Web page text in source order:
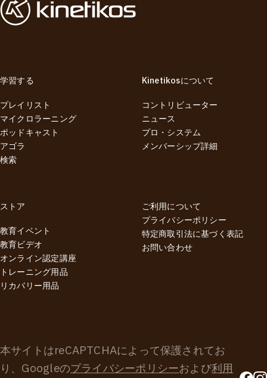
お届けします： 🦶 6月の「アスレチックアーチ：足底腱膜がい
かにスピード、安定性、パワーを生み出すのか」では、ランや
チへの過負荷：足底腱膜炎はなぜ起こるのか その原因と解決
策」では、足部の問題としてよく見られるにも関わらず誤解さ
れがちな足底腱膜痛を、様々な視点から捉え、理解を深めた上
で、一時凌ぎではない長期的な回復戦略のアイデアをシェアし
てくれます。 Dr.エミリーによる上記2つのウェビナーを同時に
お申し込みいただくと、なんとお好きな色の「ナボソニューロ
ボール」を1個無料でプレゼント！🎁 さらに、Dr.エミリーがオ
ゃいます！🔥 （すでにマスターマインドにお申し込みの方は、
ウェビナー購入時に自動的に10%オフが適用されます。）
MOVEPROウェビナーは、収録ビデオ付きですから、ライブで
参加できない方も安心してお申し込みいただけます。 私達の身
体と動きの基盤である足部、そして身体全体のバネ＆パワーの
源である足底腱膜についての理解を深めてケガを予防し、痛み
ント詳細はこちら
学習する
プレイリスト
マイクロラーニング
ポッドキャスト
アゴラ
検索
Kinetikosについて
コントリビューター
ニュース
プロ・システム
メンバーシップ詳細
ストア
教育イベント
教育ビデオ
オンライン認定講座
トレーニング用品
リカバリー用品
ご利用について
プライバシーポリシー
特定商取引法に基づく表記
お問い合わせ
本サイトはreCAPTCHAによって保護されてお
り、Googleのプライバシーポリシーおよび利用